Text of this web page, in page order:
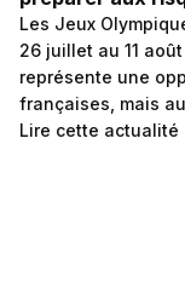
Les Jeux
26 juillet au 11
représente une
françaises, mais
Lire cette actualité